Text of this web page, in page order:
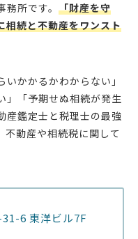
所です。 「財産を守
相続と不動産をワンスト
いかかるかわからない」
」「予期せぬ相続が発生
産鑑定士と税理士の最強
不動産や相続税に関して
6 東洋ビル7F